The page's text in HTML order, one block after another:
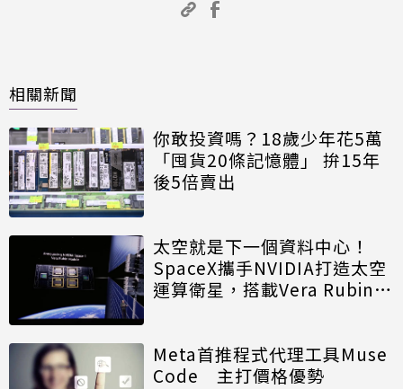
相關新聞
你敢投資嗎？18歲少年花5萬
「囤貨20條記憶體」 拚15年
後5倍賣出
太空就是下一個資料中心！
SpaceX攜手NVIDIA打造太空
運算衛星，搭載Vera Rubin運
Meta首推程式代理工具Muse
Code 主打價格優勢